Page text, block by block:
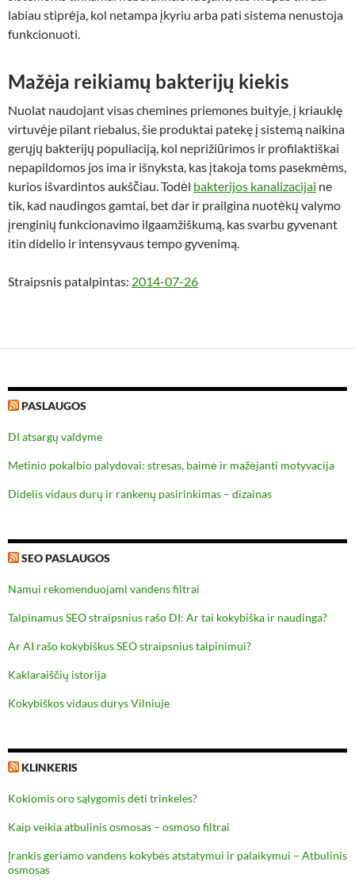
labiau stiprėja, kol netampa įkyriu arba pati sistema nenustoja
funkcionuoti.
Mažėja reikiamų bakterijų kiekis
Nuolat naudojant visas chemines priemones buityje, į kriauklę
virtuvėje pilant riebalus, šie produktai patekę į sistemą naikina
gerųjų bakterijų populiaciją, kol neprižiūrimos ir profilaktiškai
nepapildomos jos ima ir išnyksta, kas įtakoja toms pasekmėms,
kurios išvardintos aukščiau. Todėl bakterijos kanalizacijai ne
tik, kad naudingos gamtai, bet dar ir prailgina nuotėkų valymo
įrenginių funkcionavimo ilgaamžiškumą, kas svarbu gyvenant
itin didelio ir intensyvaus tempo gyvenimą.
Straipsnis patalpintas: 2014-07-26
PASLAUGOS
DI atsargų valdyme
Metinio pokalbio palydovai: stresas, baimė ir mažėjanti motyvacija
Didelis vidaus durų ir rankenų pasirinkimas – dizainas
SEO PASLAUGOS
Namui rekomenduojami vandens filtrai
Talpinamus SEO straipsnius rašo DI: Ar tai kokybiška ir naudinga?
Ar AI rašo kokybiškus SEO straipsnius talpinimui?
Kaklaraiščių istorija
Kokybiškos vidaus durys Vilniuje
KLINKERIS
Kokiomis oro sąlygomis dėti trinkeles?
Kaip veikia atbulinis osmosas – osmoso filtrai
Įrankis geriamo vandens kokybės atstatymui ir palaikymui – Atbulinis
osmosas